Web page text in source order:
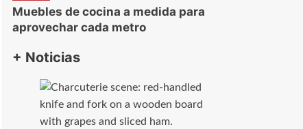
Muebles de cocina a medida para
aprovechar cada metro
+ Noticias